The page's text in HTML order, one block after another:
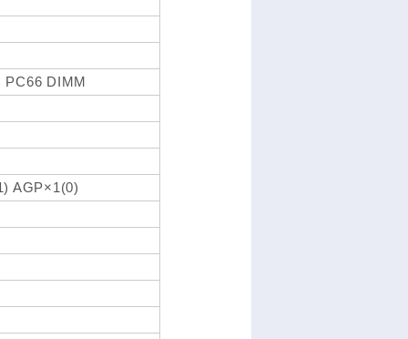
PC66 DIMM
AGP×1(0)